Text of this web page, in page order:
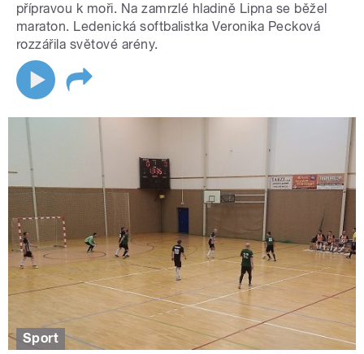
přípravou k moři. Na zamrzlé hladině Lipna se běžel
maraton. Ledenická softbalistka Veronika Pecková
rozzářila světové arény.
Sport